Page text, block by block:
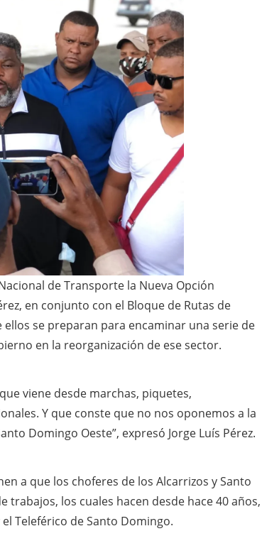
de Transporte la Nueva Opción
en conjunto con el Bloque de Rutas de
se preparan para encaminar una serie de
en la reorganización de ese sector.
viene desde marchas, piquetes,
Y que conste que no nos oponemos a la
Domingo Oeste”, expresó Jorge Luís Pérez.
a que los choferes de los Alcarrizos y Santo
trabajos, los cuales hacen desde hace 40 años,
Teleférico de Santo Domingo.